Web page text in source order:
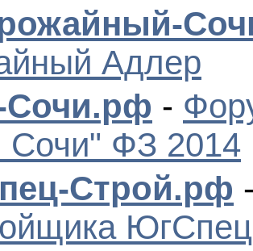
Адлер
Сочи.рф -
Сочи" ФЗ 2014
Строй.рф